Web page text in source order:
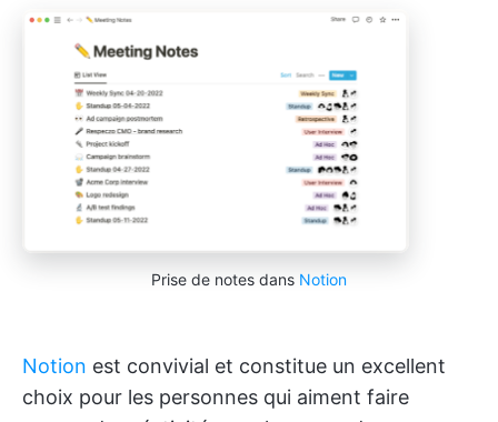
Prise de notes dans Notion
Notion est convivial et constitue un excellent
choix pour les personnes qui aiment faire